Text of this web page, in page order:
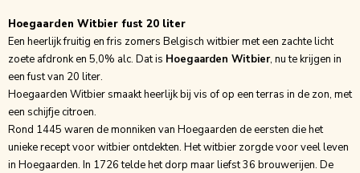
Hoegaarden Witbier fust 20 liter
Een heerlijk fruitig en fris zomers Belgisch witbier met een zachte licht
zoete afdronk en 5,0% alc. Dat is Hoegaarden Witbier, nu te krijgen in
een fust van 20 liter.
Hoegaarden Witbier smaakt heerlijk bij vis of op een terras in de zon, met
een schijfje citroen.
Rond 1445 waren de monniken van Hoegaarden de eersten die het
unieke recept voor witbier ontdekten. Het witbier zorgde voor veel leven
in Hoegaarden. In 1726 telde het dorp maar liefst 36 brouwerijen. De